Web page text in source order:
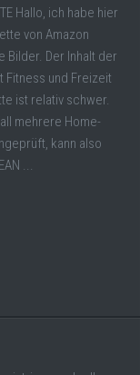
Hallo, ich habe hier
von Amazon
Bilder. Der Inhalt der
Fitness und Freizeit
ist relativ schwer.
mehrere Home-
kann also
...